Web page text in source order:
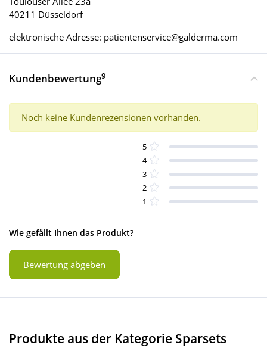
40211 Düsseldorf
elektronische Adresse: patientenservice@galderma.com
Kundenbewertung9
Noch keine Kundenrezensionen vorhanden.
5
4
3
2
1
Wie gefällt Ihnen das Produkt?
Bewertung abgeben
Produkte aus der Kategorie Sparsets